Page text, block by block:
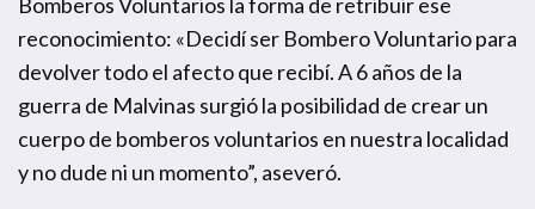
reconocimiento: «Decidí ser Bombero Voluntario para
devolver todo el afecto que recibí. A 6 años de la
guerra de Malvinas surgió la posibilidad de crear un
cuerpo de bomberos voluntarios en nuestra localidad
y no dude ni un momento”, aseveró.